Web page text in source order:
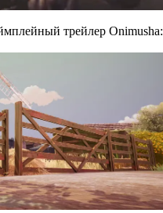
трейлер Onimusha: